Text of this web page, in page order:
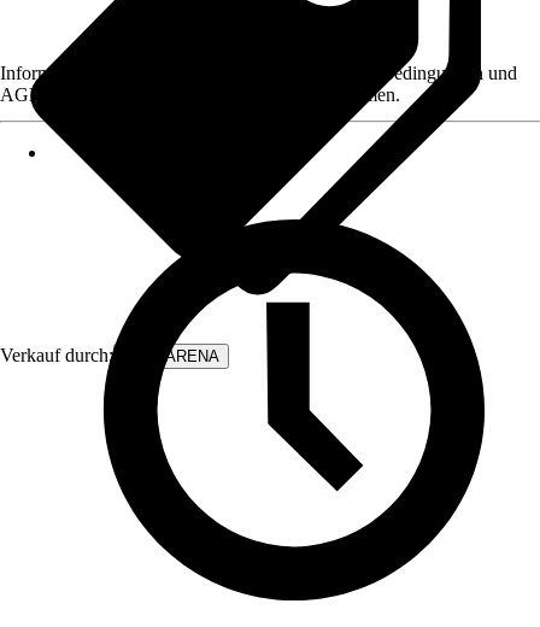
Verkauf durch: WALLARENA
Informationen des Verkäufers, wie z. B. Rückgabebedingungen und
AGB, finden Sie bei Klick auf den Verkäufernamen.